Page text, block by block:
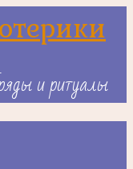
и ритуалы